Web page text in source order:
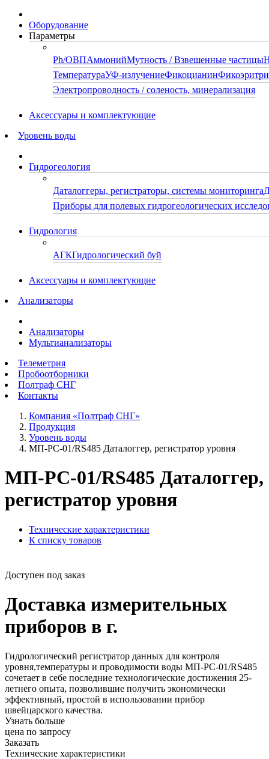
Оборудование
Параметры
Ph/ОВПАммонийМутность / Взвешенные частицы
ТемператураУФ-излучениеФикоцианин
Электропроводность / соленость, минерализация
Аксессуары и комплектующие
Уровень воды
Гидрогеология
Даталоггеры, регистраторы, системы мониторинга
Приборы для полевых гидрогеологических
Гидрология
АГКГидрологический буй
Аксессуары и комплектующие
Анализаторы
Анализаторы
Мультианализаторы
Телеметрия
Пробоотборники
Полтраф СНГ
Контакты
Компания «Полтраф СНГ»
Продукция
Уровень воды
МП-РС-01/RS485 Даталоггер, регистратор уровня
МП-РС-01/RS485 Даталоггер,
регистратор уровня
Технические характеристики
К списку товаров
Доступен под заказ
Доставка измерительных
приборов в г.
Гидрологический регистратор данных для контроля
уровня,температуры и проводимости воды МП-РС-01/RS485
сочетает в себе последние технологические достижения 25-
летнего опыта, позволившие получить экономически
эффективный, простой в использовании прибор
швейцарского качества.
Узнать больше
цена по запросу
Заказать
Технические характеристики